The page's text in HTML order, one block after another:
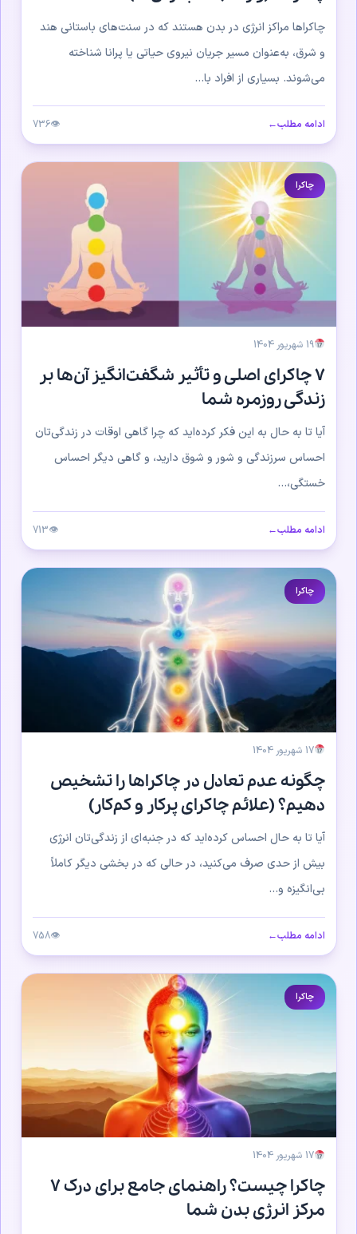
چاکراها مراکز انرژی در بدن هستند که در سنت‌های باستانی هند
و شرق، به‌عنوان مسیر جریان نیروی حیاتی یا پرانا شناخته
می‌شوند. بسیاری از افراد با...
ادامه مطلب←
👁
736
چاکرا
19 شهریور 1404
۷ چاکرای اصلی و تأثیر شگفت‌انگیز آن‌ها بر
زندگی روزمره شما
آیا تا به حال به این فکر کرده‌اید که چرا گاهی اوقات در زندگی‌تان
احساس سرزندگی و شور و شوق دارید، و گاهی دیگر احساس
خستگی،...
ادامه مطلب←
👁
713
چاکرا
17 شهریور 1404
چگونه عدم تعادل در چاکراها را تشخیص
دهیم؟ (علائم چاکرای پرکار و کم‌کار)
آیا تا به حال احساس کرده‌اید که در جنبه‌ای از زندگی‌تان انرژی
بیش از حدی صرف می‌کنید، در حالی که در بخشی دیگر کاملاً
بی‌انگیزه و...
ادامه مطلب←
👁
758
چاکرا
17 شهریور 1404
چاکرا چیست؟ راهنمای جامع برای درک ۷
مرکز انرژی بدن شما